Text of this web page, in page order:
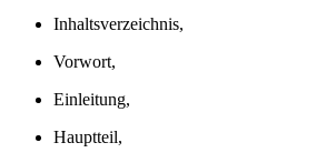
Inhaltsverzeichnis,
Vorwort,
Einleitung,
Hauptteil,